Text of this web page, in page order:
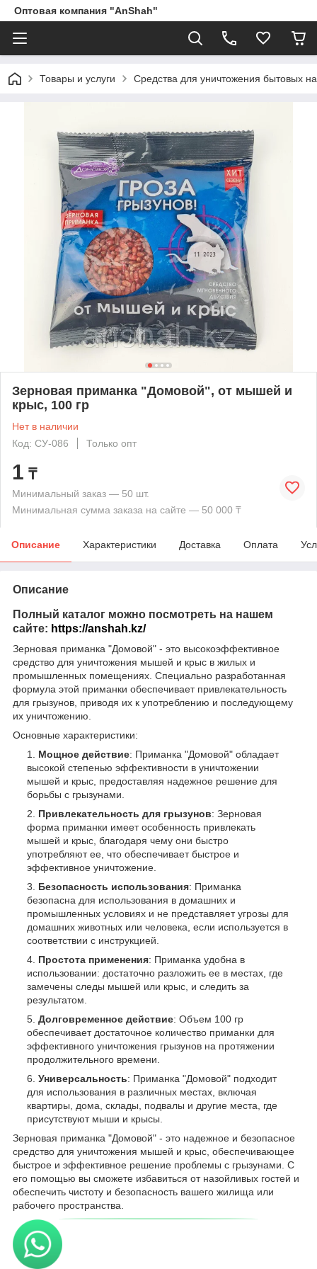
Оптовая компания "AnShah"
Товары и услуги Средства для уничтожения бытовых
Зерновая приманка "Домовой", от мышей и
крыс, 100 гр
Нет в наличии
Код: СУ-086
Только опт
1 ₸
Минимальный заказ — 50 шт.
Минимальная сумма заказа на сайте — 50 000 ₸
Описание Характеристики Доставка Оплата
Описание
Полный каталог можно посмотреть на нашем
сайте: https://anshah.kz/
Зерновая приманка "Домовой" - это высокоэффективное
средство для уничтожения мышей и крыс в жилых и
промышленных помещениях. Специально разработанная
формула этой приманки обеспечивает привлекательность
для грызунов, приводя их к употреблению и последующему
их уничтожению.
Основные характеристики:
Мощное действие: Приманка "Домовой" обладает
высокой степенью эффективности в уничтожении
мышей и крыс, предоставляя надежное решение для
борьбы с грызунами.
Привлекательность для грызунов: Зерновая
форма приманки имеет особенность привлекать
мышей и крыс, благодаря чему они быстро
употребляют ее, что обеспечивает быстрое и
эффективное уничтожение.
Безопасность использования: Приманка
безопасна для использования в домашних и
промышленных условиях и не представляет угрозы для
домашних животных или человека, если используется в
соответствии с инструкцией.
Простота применения: Приманка удобна в
использовании: достаточно разложить ее в местах, где
замечены следы мышей или крыс, и следить за
результатом.
Долговременное действие: Объем 100 гр
обеспечивает достаточное количество приманки для
эффективного уничтожения грызунов на протяжении
продолжительного времени.
Универсальность: Приманка "Домовой" подходит
для использования в различных местах, включая
квартиры, дома, склады, подвалы и другие места, где
присутствуют мыши и крысы.
Зерновая приманка "Домовой" - это надежное и безопасное
средство для уничтожения мышей и крыс, обеспечивающее
быстрое и эффективное решение проблемы с грызунами. С
его помощью вы сможете избавиться от назойливых гостей и
обеспечить чистоту и безопасность вашего жилища или
рабочего пространства.